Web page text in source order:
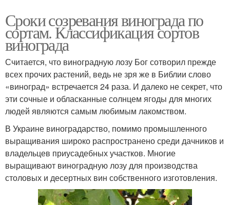
Сроки созревания винограда по
сортам. Классификация сортов
винограда
Считается, что виноградную лозу Бог сотворил прежде
всех прочих растений, ведь не зря же в Библии слово
«виноград» встречается 24 раза. И далеко не секрет, что
эти сочные и обласканные солнцем ягоды для многих
людей являются самым любимым лакомством.
В Украине виноградарство, помимо промышленного
выращивания широко распространено среди дачников и
владельцев приусадебных участков. Многие
выращивают виноградную лозу для производства
столовых и десертных вин собственного изготовления.